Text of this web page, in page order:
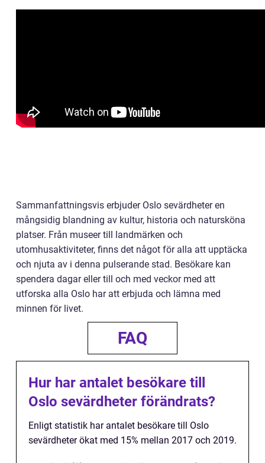
Sammanfattningsvis erbjuder Oslo sevärdheter en
mångsidig blandning av kultur, historia och natursköna
platser. Från museer till landmärken och
utomhusaktiviteter, finns det något för alla att upptäcka
och njuta av i denna pulserande stad. Besökare kan
spendera dagar eller till och med veckor med att
utforska alla Oslo har att erbjuda och lämna med
minnen för livet.
FAQ
Hur har antalet besökare till
Oslo sevärdheter förändrats?
Enligt statistik har antalet besökare till Oslo
sevärdheter ökat med 15% mellan 2017 och 2019.